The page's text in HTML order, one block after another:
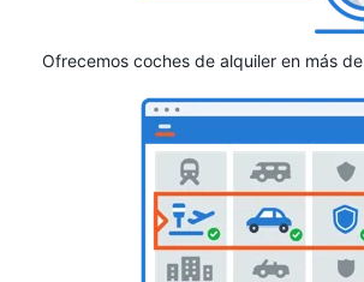
Ofrecemos coches de alquiler en más de